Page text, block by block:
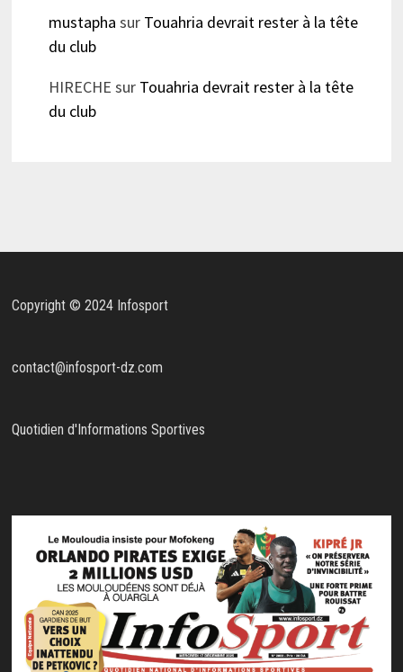
mustapha sur Touahria devrait rester à la tête
du club
HIRECHE sur Touahria devrait rester à la tête
du club
Copyright © 2024 Infosport
contact@infosport-dz.com
Quotidien d'Informations Sportives